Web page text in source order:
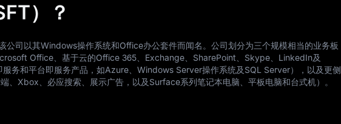
）？
公司以其Windows操作系统和Office办公套件而闻名。公司划分为三个规模相当的业务板
Office、基于云的Office 365、Exchange、SharePoint、Skype、LinkedIn及
务和平台即服务产品，如Azure、Windows Server操作系统及SQL Server），以及更侧
、Xbox、必应搜索、展示广告，以及Surface系列笔记本电脑、平板电脑和台式机）。